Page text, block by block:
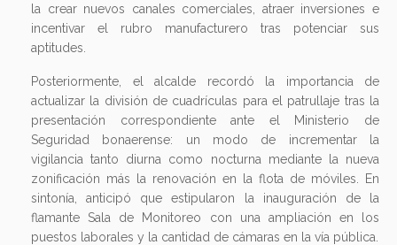
la crear nuevos canales comerciales, atraer inversiones e
incentivar el rubro manufacturero tras potenciar sus
aptitudes.
Posteriormente, el alcalde recordó la importancia de
actualizar la división de cuadrículas para el patrullaje tras la
presentación correspondiente ante el Ministerio de
Seguridad bonaerense: un modo de incrementar la
vigilancia tanto diurna como nocturna mediante la nueva
zonificación más la renovación en la flota de móviles. En
sintonía, anticipó que estipularon la inauguración de la
flamante Sala de Monitoreo con una ampliación en los
puestos laborales y la cantidad de cámaras en la vía pública.